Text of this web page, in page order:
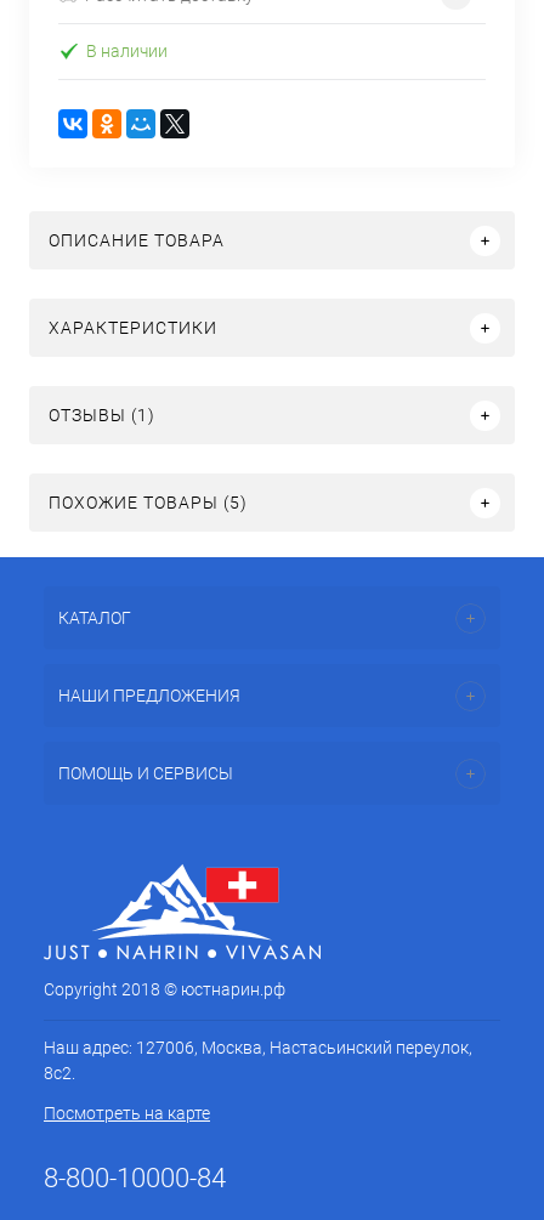
В наличии
ОПИСАНИЕ ТОВАРА
ХАРАКТЕРИСТИКИ
ОТЗЫВЫ (1)
ПОХОЖИЕ ТОВАРЫ (5)
КАТАЛОГ
НАШИ ПРЕДЛОЖЕНИЯ
ПОМОЩЬ И СЕРВИСЫ
Copyright 2018 © юстнарин.рф
Наш адрес: 127006, Москва, Настасьинский переулок,
8с2.
Посмотреть на карте
8-800-10000-84